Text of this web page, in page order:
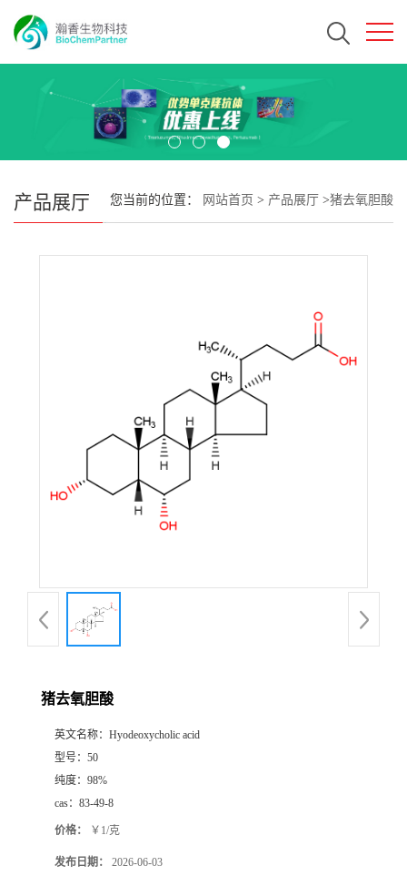
产品展厅 您当前的位置： 网站首页 > 产品展厅 >猪去氧胆酸
猪去氧胆酸
英文名称： Hyodeoxycholic acid
型号： 50
纯度： 98%
cas： 83-49-8
价格： ￥1/克
发布日期： 2026-06-03